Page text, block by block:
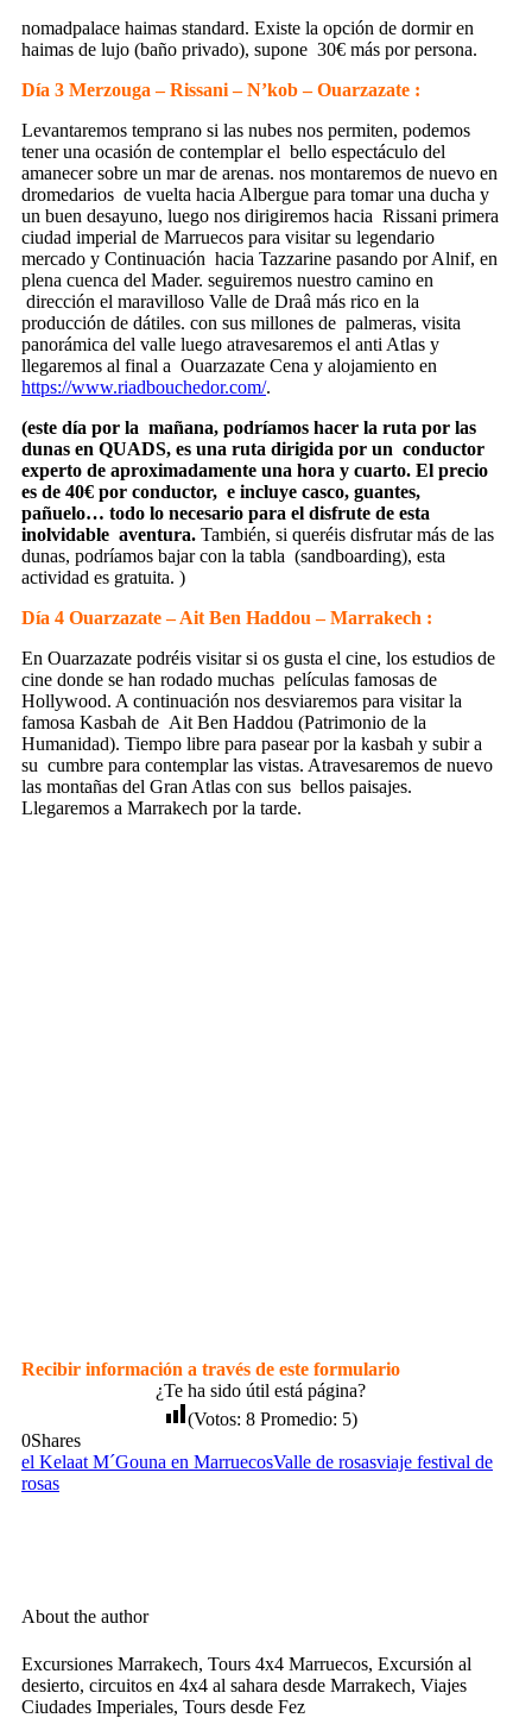
nomadpalace haimas standard. Existe la opción de dormir en
haimas de lujo (baño privado), supone 30€ más por persona.
Día 3 Merzouga – Rissani – N’kob – Ouarzazate :
Levantaremos temprano si las nubes nos permiten, podemos
tener una ocasión de contemplar el bello espectáculo del
amanecer sobre un mar de arenas. nos montaremos de nuevo en
dromedarios de vuelta hacia Albergue para tomar una ducha y
un buen desayuno, luego nos dirigiremos hacia Rissani primera
ciudad imperial de Marruecos para visitar su legendario
mercado y Continuación hacia Tazzarine pasando por Alnif, en
plena cuenca del Mader. seguiremos nuestro camino en
dirección el maravilloso Valle de Draâ más rico en la
producción de dátiles. con sus millones de palmeras, visita
panorámica del valle luego atravesaremos el anti Atlas y
llegaremos al final a Ouarzazate Cena y alojamiento en
https://www.riadbouchedor.com/.
(este día por la mañana, podríamos hacer la ruta por las
dunas en QUADS, es una ruta dirigida por un conductor
experto de aproximadamente una hora y cuarto. El precio
es de 40€ por conductor, e incluye casco, guantes,
pañuelo… todo lo necesario para el disfrute de esta
inolvidable aventura. También, si queréis disfrutar más de las
dunas, podríamos bajar con la tabla (sandboarding), esta
actividad es gratuita. )
Día 4 Ouarzazate – Ait Ben Haddou – Marrakech :
En Ouarzazate podréis visitar si os gusta el cine, los estudios de
cine donde se han rodado muchas películas famosas de
Hollywood. A continuación nos desviaremos para visitar la
famosa Kasbah de Ait Ben Haddou (Patrimonio de la
Humanidad). Tiempo libre para pasear por la kasbah y subir a
su cumbre para contemplar las vistas. Atravesaremos de nuevo
las montañas del Gran Atlas con sus bellos paisajes.
Llegaremos a Marrakech por la tarde.
Recibir información a través de este formulario
¿Te ha sido útil está página?
(Votos: 8Promedio: 5)
0Shares
el Kelaat M´Gouna en MarruecosValle de rosasviaje festival de
rosas
About the author
Excursiones Marrakech, Tours 4x4 Marruecos, Excursión al
desierto, circuitos en 4x4 al sahara desde Marrakech, Viajes
Ciudades Imperiales, Tours desde Fez